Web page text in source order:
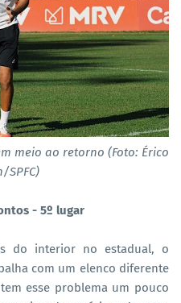
meio ao retorno (Foto: Érico
SPFC)
- 5º lugar
do interior no estadual, o
com um elenco diferente
esse problema um pouco